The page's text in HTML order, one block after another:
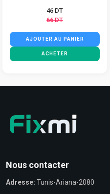
46 DT
66 DT
AJOUTER AU PANIER
ACHETER
Nous contacter
Adresse: Tunis-Ariana-2080